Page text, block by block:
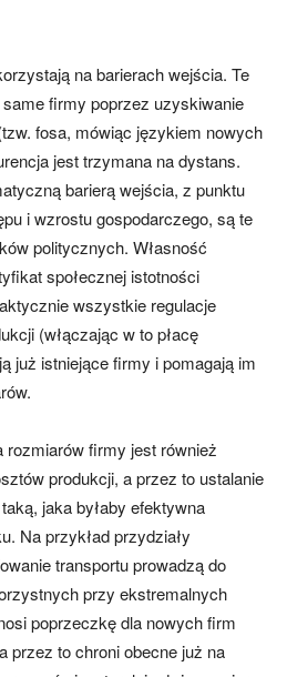
na barierach wejścia. Te
firmy poprzez uzyskiwanie
fosa, mówiąc językiem nowych
jest trzymana na dystans.
barierą wejścia, z punktu
i wzrostu gospodarczego, są te
politycznych. Własność
społecznej istotności
wszystkie regulacje
(włączając w to płacę
już istniejące firmy i pomagają im
rozmiarów firmy jest również
produkcji, a przez to ustalanie
jaka byłaby efektywna
Na przykład przydziały
transportu prowadzą do
przy ekstremalnych
poprzeczkę dla nowych firm
przez to chroni obecne już na